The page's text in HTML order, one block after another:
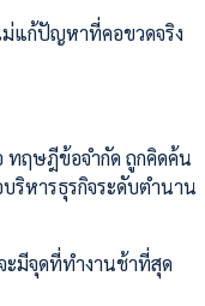
ม่แก้ปัญหาที่คอขวดจริง
ทฤษฎีข้อจำกัด ถูกคิดค้น
ริหารธุรกิจระดับตำนาน
ะมีจุดที่ทำงานช้าที่สุด